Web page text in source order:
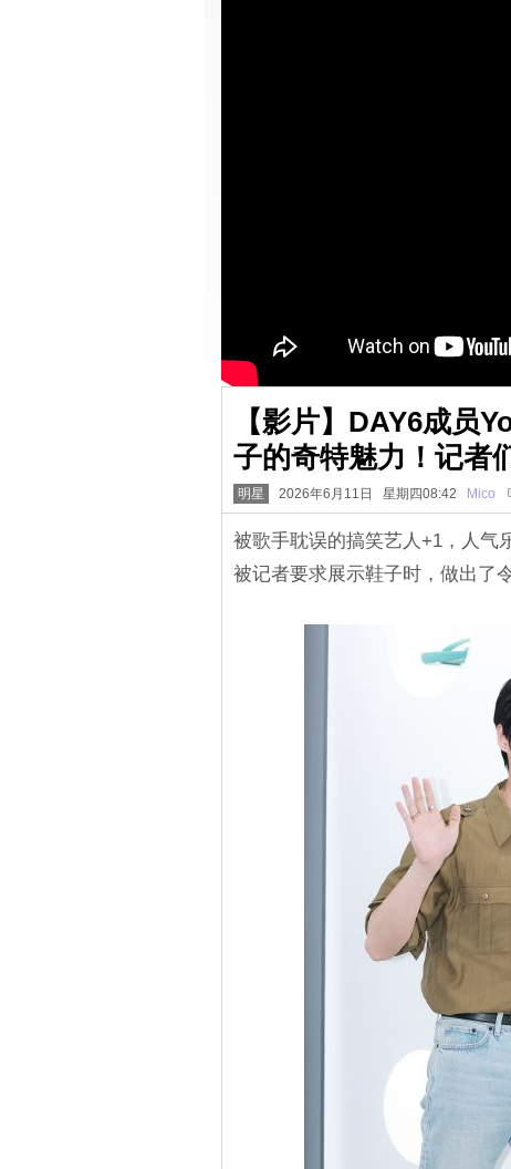
【影片】DAY6成员
子的奇特魅力！记者
明星 2026年6月11日 星期四08:42 Mico
被歌手耽误的搞笑艺人+1，人气
被记者要求展示鞋子时，做出了